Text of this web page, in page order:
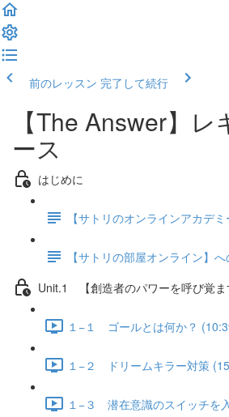
前のレッスン 完了して続行
【The Answer】レ
ース
はじめに
【サトリのオンラインアカデ
【サトリの部屋オンライン】
Unit.1 【創造者のパワーを呼び覚ま
１−１ ゴールとは何か？
１−２ ドリームキラー対策
１−３ 潜在意識のスイッチを